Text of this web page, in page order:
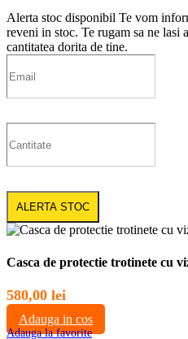
Alerta stoc disponibil Te vom
reveni in stoc. Te rugam sa ne lasi
cantitatea dorita de tine.
ALERTA STOC
Casca de protectie trotinete cu
580,00 lei
Adauga in cos
Adauga la favorite